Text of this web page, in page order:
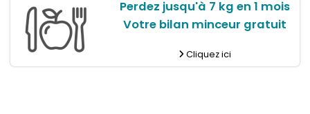
Perdez jusqu'à 7 kg en 1 mois
Votre bilan minceur gratuit
Cliquez ici